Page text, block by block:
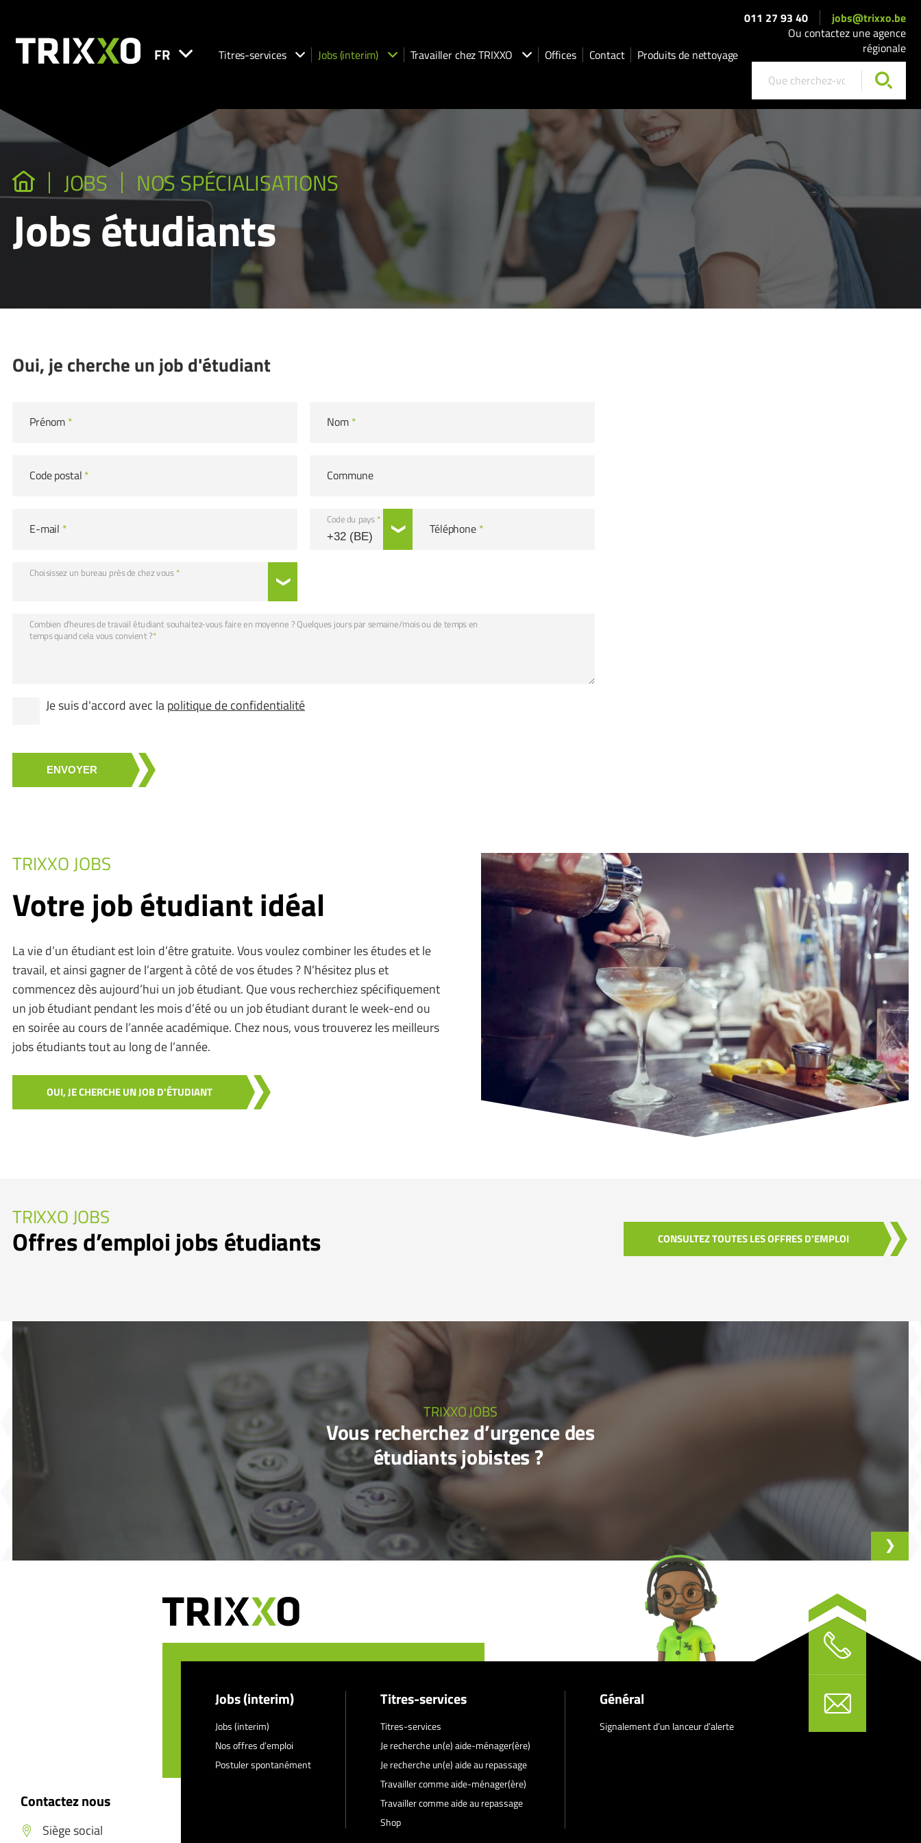
FR Titres-services Jobs (interim) Travailler chez TRIXXO Offices Contact Produits de nettoyage
011 27 93 40
jobs@trixxo.be
Ou contactez une agence
régionale
JOBS NOS SPÉCIALISATIONS
Jobs étudiants
Oui, je cherche un job d'étudiant
Prénom * Nom *
Code postal * Commune
E-mail *
Code du pays *
Téléphone *
Choisissez un bureau près de chez vous *
Combien d’heures de travail étudiant souhaitez-vous faire en moyenne ? Quelques jours par semaine/mois ou de temps en
temps quand cela vous convient ?*
Je suis d'accord avec lapolitique de confidentialité
ENVOYER
TRIXXO JOBS
Votre job étudiant idéal
La vie d’un étudiant est loin d’être gratuite. Vous voulez combiner les études et le
travail, et ainsi gagner de l’argent à côté de vos études ? N’hésitez plus et
commencez dès aujourd’hui un job étudiant. Que vous recherchiez spécifiquement
un job étudiant pendant les mois d’été ou un job étudiant durant le week-end ou
en soirée au cours de l’année académique. Chez nous, vous trouverez les meilleurs
jobs étudiants tout au long de l’année.
OUI, JE CHERCHE UN JOB D'ÉTUDIANT
TRIXXO JOBS
Offres d’emploi jobs étudiants CONSULTEZ TOUTES LES OFFRES D’EMPLOI
TRIXXO JOBS
Vous recherchez d’urgence des
étudiants jobistes ?
Contactez nous
Siège social
Jobs (interim)
Jobs (interim)
Nos offres d’emploi
Postuler spontanément
Titres-services
Titres-services
Je recherche un(e) aide-ménager(ère)
Je recherche un(e) aide au repassage
Travailler comme aide-ménager(ère)
Travailler comme aide au repassage
Shop
Général
Signalement d’un lanceur d’alerte